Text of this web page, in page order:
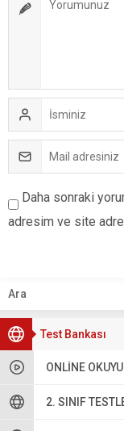
Test Bankası
ONLINE
2. SINIF
Daha sonraki
adresim ve site